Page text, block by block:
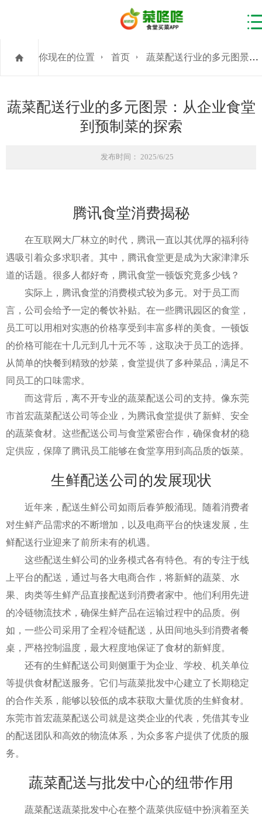
你现在的位置 首页 蔬菜配送行业的多元图景：从企业食堂到预制菜的探索
蔬菜配送行业的多元图景：从企业食堂
到预制菜的探索
发布时间： 2025/6/25
腾讯食堂消费揭秘
在互联网大厂林立的时代，腾讯一直以其优厚的福利待
遇吸引着众多求职者。其中，腾讯食堂更是成为大家津津乐
道的话题。很多人都好奇，腾讯食堂一顿饭究竟多少钱？
实际上，腾讯食堂的消费模式较为多元。对于员工而
言，公司会给予一定的餐饮补贴。在一些腾讯园区的食堂，
员工可以用相对实惠的价格享受到丰富多样的美食。一顿饭
的价格可能在十几元到几十元不等，这取决于员工的选择。
从简单的快餐到精致的炒菜，食堂提供了多种菜品，满足不
同员工的口味需求。
而这背后，离不开专业的蔬菜配送公司的支持。像东莞
市首宏蔬菜配送公司等企业，为腾讯食堂提供了新鲜、安全
的蔬菜食材。这些配送公司与食堂紧密合作，确保食材的稳
定供应，保障了腾讯员工能够在食堂享用到高品质的饭菜。
生鲜配送公司的发展现状
近年来，配送生鲜公司如雨后春笋般涌现。随着消费者
对生鲜产品需求的不断增加，以及电商平台的快速发展，生
鲜配送行业迎来了前所未有的机遇。
这些配送生鲜公司的业务模式各有特色。有的专注于线
上平台的配送，通过与各大电商合作，将新鲜的蔬菜、水
果、肉类等生鲜产品直接配送到消费者家中。他们利用先进
的冷链物流技术，确保生鲜产品在运输过程中的品质。例
如，一些公司采用了全程冷链配送，从田间地头到消费者餐
桌，严格控制温度，最大程度地保证了食材的新鲜度。
还有的生鲜配送公司则侧重于为企业、学校、机关单位
等提供食材配送服务。它们与蔬菜批发中心建立了长期稳定
的合作关系，能够以较低的成本获取大量优质的生鲜食材。
东莞市首宏蔬菜配送公司就是这类企业的代表，凭借其专业
的配送团队和高效的物流体系，为众多客户提供了优质的服
务。
蔬菜配送与批发中心的纽带作用
蔬菜配送蔬菜批发中心在整个蔬菜供应链中扮演着至关